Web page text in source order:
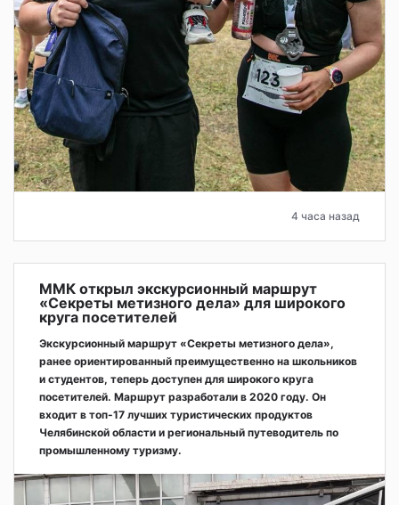
4 часа назад
ММК открыл экскурсионный маршрут
«Секреты метизного дела» для широкого
круга посетителей
Экскурсионный маршрут «Секреты метизного дела»,
ранее ориентированный преимущественно на школьников
и студентов, теперь доступен для широкого круга
посетителей. Маршрут разработали в 2020 году. Он
входит в топ-17 лучших туристических продуктов
Челябинской области и региональный путеводитель по
промышленному туризму.